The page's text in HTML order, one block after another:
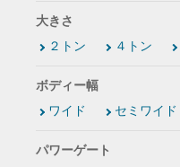
大きさ
２トン
４トン
ボディー幅
ワイド
セミワイド
パワーゲート